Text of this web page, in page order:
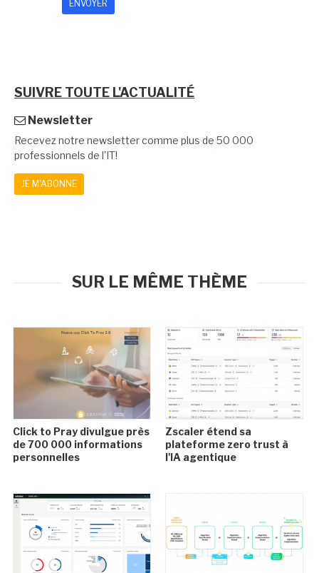
SUIVRE TOUTE L'ACTUALITÉ
Newsletter
Recevez notre newsletter comme plus de 50 000
professionnels de l'IT!
JE M'ABONNE
SUR LE MÊME THÈME
Click to Pray divulgue près
de 700 000 informations
personnelles
Zscaler étend sa
plateforme zero trust à
l'IA agentique